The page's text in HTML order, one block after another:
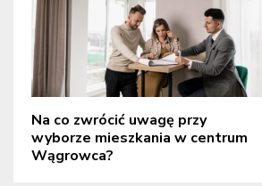
Na co zwrócić uwagę przy
wyborze mieszkania w centrum
Wągrowca?